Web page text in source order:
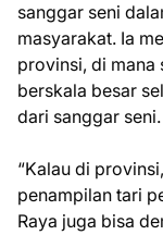
sanggar seni
masyarakat. Ia
provinsi, di mana
berskala besar
dari sanggar seni.
“Kalau di
penampilan tari
Raya juga bisa